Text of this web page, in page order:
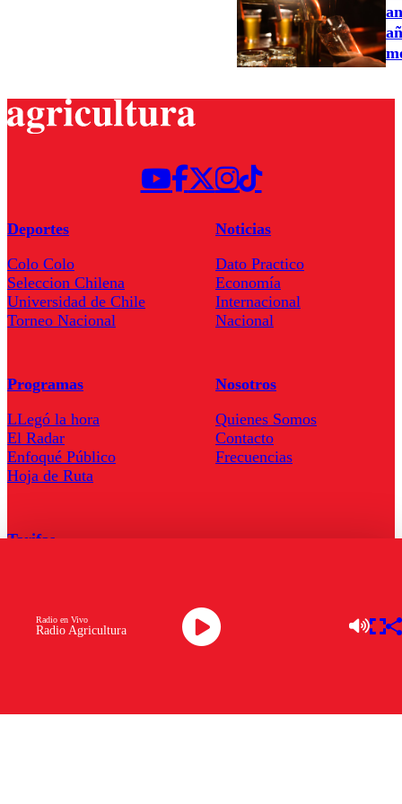
Radio Agricultura
Radio en Vivo
Deportes
Colo Colo
Seleccion Chilena
Universidad de Chile
Torneo Nacional
Noticias
Dato Practico
Economía
Internacional
Nacional
Programas
LLegó la hora
El Radar
Enfoqué Público
Hoja de Ruta
Nosotros
Quienes Somos
Contacto
Frecuencias
Tarifas
Descarga la APP